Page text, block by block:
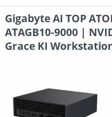
Gigabyte AI TOP
ATAGB10-9000 |
Grace KI